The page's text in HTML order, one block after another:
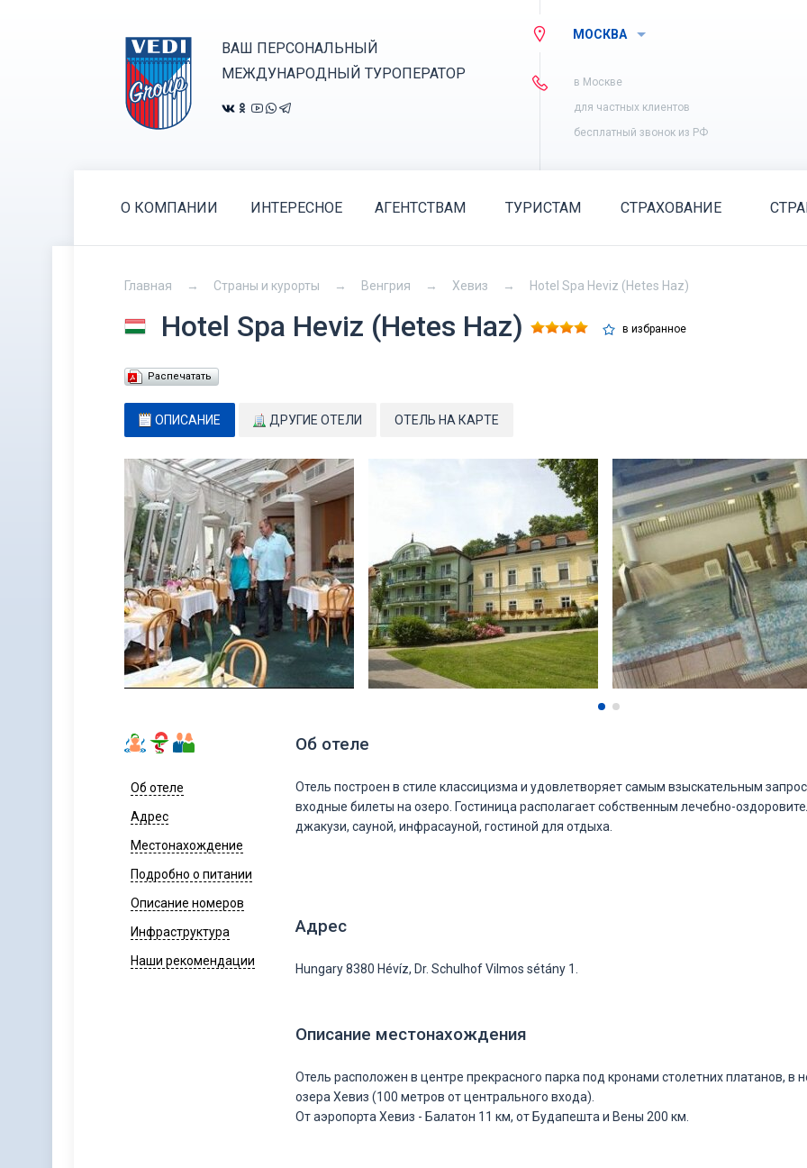
ВАШ ПЕРСОНАЛЬНЫЙ
МЕЖДУНАРОДНЫЙ ТУРОПЕРАТОР
МОСКВА
в Москве
для частных клиентов
бесплатный звонок из РФ
О КОМПАНИИ ИНТЕРЕСНОЕ АГЕНТСТВАМ ТУРИСТАМ СТРАХОВАНИЕ
Главная Страны и курорты Венгрия Хевиз Hotel Spa Heviz (Hetes Haz)
Hotel Spa Heviz (Hetes Haz) в избранное
Распечатать
ОПИСАНИЕ ДРУГИЕ ОТЕЛИ ОТЕЛЬ НА КАРТЕ
Об отеле
Адрес
Местонахождение
Подробно о питании
Описание номеров
Инфраструктура
Наши рекомендации
Об отеле
Отель построен в стиле классицизма и удовлетворяет самым взыскательным
входные билеты на озеро. Гостиница располагает собственным лечебно-
джакузи, сауной, инфрасауной, гостиной для отдыха.
Адрес
Hungary 8380 Hévíz, Dr. Schulhof Vilmos sétány 1.
Описание местонахождения
Отель расположен в центре прекрасного парка под кронами столетних платанов, в
озера Хевиз (100 метров от центрального входа).
От аэропорта Хевиз - Балатон 11 км, от Будапешта и Вены 200 км.